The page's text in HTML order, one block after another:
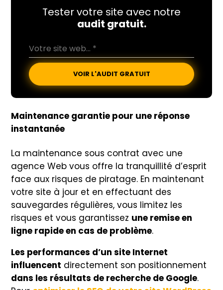
Tester votre site avec notre
audit gratuit.
VOIR L'AUDIT GRATUIT
Maintenance garantie pour une réponse
instantanée
La maintenance sous contrat avec une
agence Web vous offre la tranquillité d’esprit
face aux risques de piratage. En maintenant
votre site à jour et en effectuant des
sauvegardes régulières, vous limitez les
risques et vous garantissez une remise en
ligne rapide en cas de problème.
Les performances d’un site Internet
influencent directement son positionnement
dans les résultats de recherche de Google.